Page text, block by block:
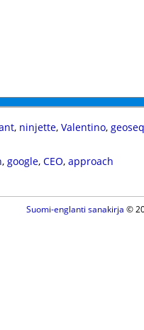
, ninjette, Valentino,
, google, CEO, approach
Suomi-englanti sanakirja ©